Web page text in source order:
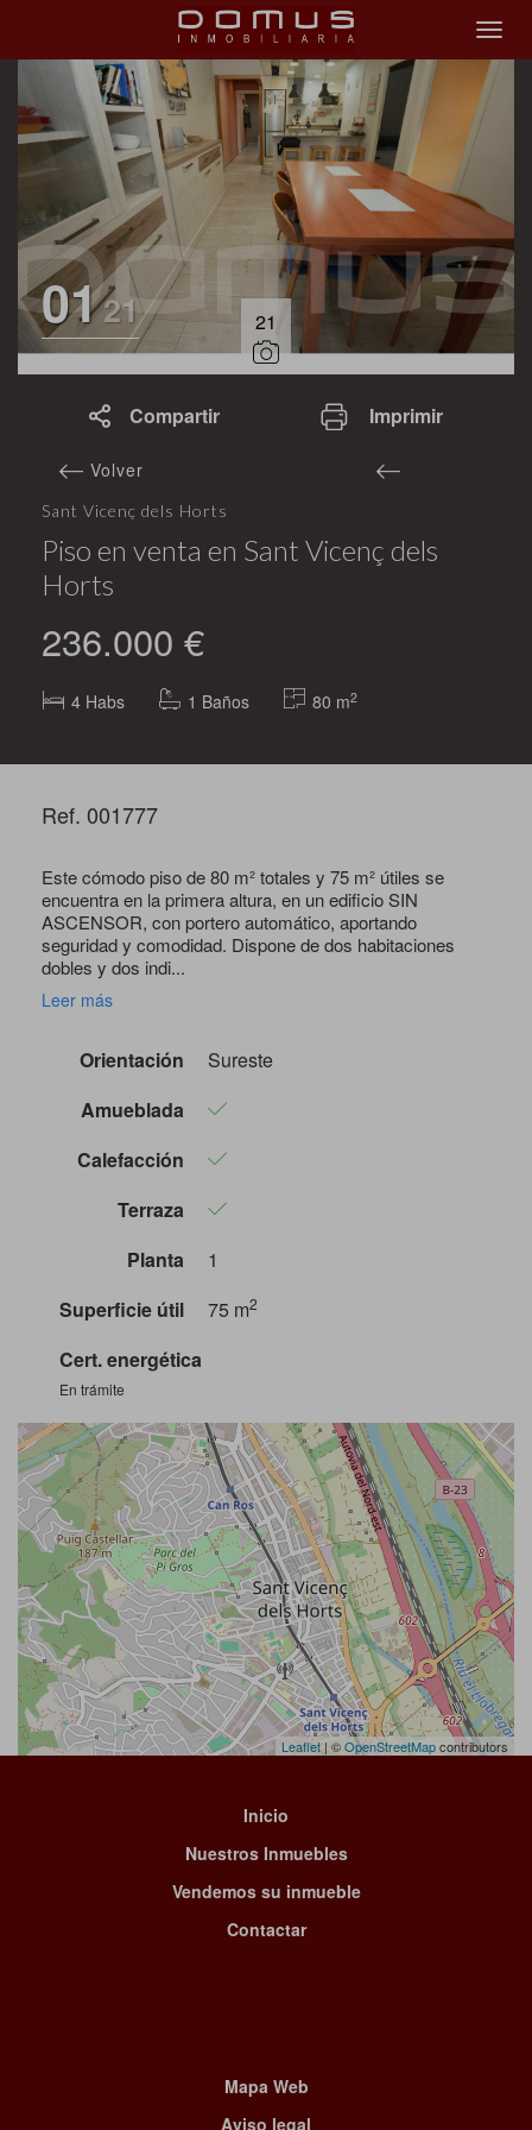
0121 21
Compartir Imprimir
Volver
Sant Vicenç dels Horts
Piso en venta en Sant Vicenç dels
Horts
236.000 €
4 Habs 1 Baños 80 m2
Ref. 001777
Este cómodo piso de 80 m² totales y 75 m² útiles se
encuentra en la primera altura, en un edificio SIN
ASCENSOR, con portero automático, aportando
seguridad y comodidad. Dispone de dos habitaciones
dobles y dos indi...
Leer más
Orientación
Sureste
Amueblada
Calefacción
Terraza
Planta
1
Superficie útil
75 m2
Cert. energética
En trámite
Leaflet| ©OpenStreetMapcontributors
Inicio
Nuestros Inmuebles
Vendemos su inmueble
Contactar
Mapa Web
Aviso legal